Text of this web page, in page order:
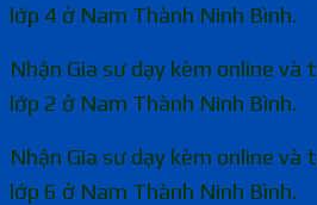
lớp 4 ở Nam Thành Ninh Bình.
Nhận Gia sư dạy kèm online và
lớp 2 ở Nam Thành Ninh Bình.
Nhận Gia sư dạy kèm online và
lớp 6 ở Nam Thành Ninh Bình.